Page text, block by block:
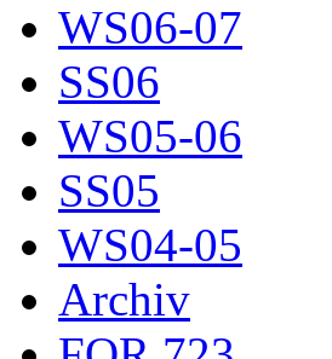
WS06-07
SS06
WS05-06
SS05
WS04-05
Archiv